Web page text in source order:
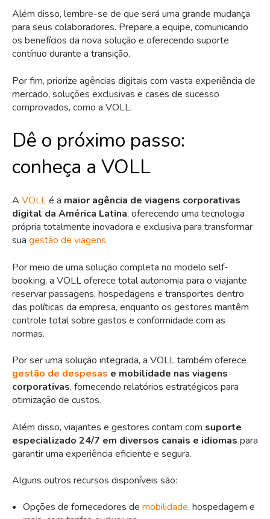
Além disso, lembre-se de que será uma grande mudança
para seus colaboradores. Prepare a equipe, comunicando
os benefícios da nova solução e oferecendo suporte
contínuo durante a transição.
Por fim, priorize agências digitais com vasta experiência de
mercado, soluções exclusivas e cases de sucesso
comprovados, como a VOLL.
Dê o próximo passo:
conheça a VOLL
A VOLLé a maior agência de viagens corporativas
digital da América Latina, oferecendo uma tecnologia
própria totalmente inovadora e exclusiva para transformar
sua gestão de viagens.
Por meio de uma solução completa no modelo self-
booking, a VOLL oferece total autonomia para o viajante
reservar passagens, hospedagens e transportes dentro
das políticas da empresa, enquanto os gestores mantêm
controle total sobre gastos e conformidade com as
normas.
Por ser uma solução integrada, a VOLL também oferece
gestão de despesas e mobilidade nas viagens
corporativas, fornecendo relatórios estratégicos para
otimização de custos.
Além disso, viajantes e gestores contam com suporte
especializado 24/7 em diversos canais e idiomas para
garantir uma experiência eficiente e segura.
Alguns outros recursos disponíveis são:
Opções de fornecedores de mobilidade, hospedagem e